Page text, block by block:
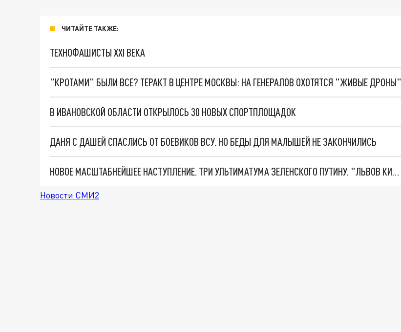
ЧИТАЙТЕ ТАКЖЕ:
ТЕХНОФАШИСТЫ XXI ВЕКА
"КРОТАМИ" БЫЛИ ВСЕ? ТЕРАКТ В ЦЕНТРЕ МОСКВЫ: НА ГЕНЕРАЛОВ ОХОТЯТСЯ "ЖИВЫЕ ДРОНЫ"
В ИВАНОВСКОЙ ОБЛАСТИ ОТКРЫЛОСЬ 30 НОВЫХ СПОРТПЛОЩАДОК
ДАНЯ С ДАШЕЙ СПАСЛИСЬ ОТ БОЕВИКОВ ВСУ. НО БЕДЫ ДЛЯ МАЛЫШЕЙ НЕ ЗАКОНЧИЛИСЬ
НОВОЕ МАСШТАБНЕЙШЕЕ НАСТУПЛЕНИЕ. ТРИ УЛЬТИМАТУМА ЗЕЛЕНСКОГО ПУТИНУ. "ЛЬВОВ КИМА" ПОСТАВЯТ НА ПВО? ГЛОБАЛЬНЫЙ ПРОРЫВ ПОД ЗАПОРОЖЬЕМ
Новости СМИ2